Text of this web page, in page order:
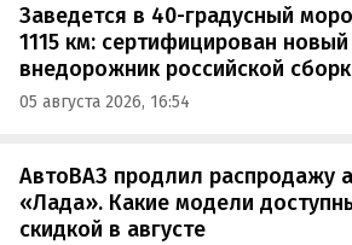
Заведется в 40-градусный
1115 км: сертифицирован
внедорожник российской
05 августа 2026, 16:54
АвтоВАЗ продлил распродажу
«Лада». Какие модели
скидкой в августе